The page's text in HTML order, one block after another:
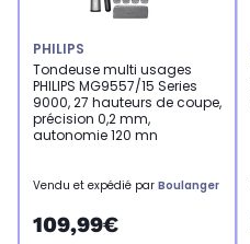
PHILIPS
Tondeuse multi usages
PHILIPS MG9557/15 Series
9000, 27 hauteurs de coupe,
précision 0,2 mm,
autonomie 120 mn
Vendu et expédié par Boulanger
109,99€